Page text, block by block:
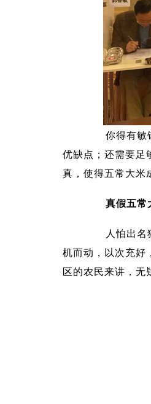
你得有敏锐
优缺点；还需要足
真，使得五常大米
真假五常
人怕出名猪
机而动，以次充好
区的农民来讲，无